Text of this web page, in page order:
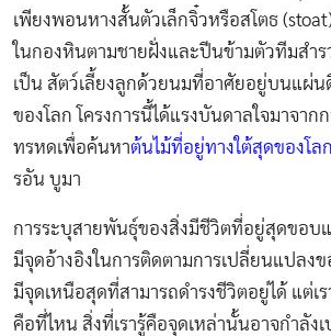
เพียงพอนหางสั้นตัวเล็กจิ๋วหรือสโตธ
ในกองหินตามชายฝั่งและปีนข้ามตัวทีมสำร
เป็น สัตว์เลี้ยงลูกด้วยนมที่อาศัยอยู่บนแผ่น
ของโลก โครงการนี้ได้แรงบันดาลใจมาจาก
ทรหดเพื่อค้นหาต้นไม้ที่อยู่ทางใต้สุดของโลก
รอัน บูมา
การระบุสายพันธุ์ของสิ่งมีชีวิตที่อยู่สุดขอบ
มีจุดอ้างอิงในการติดตามการเปลี่ยนแปลง
มีจุดเหนือสุดที่สามารถดำรงชีวิตอยู่ได้ แต่เ
คือที่ไหน สิ่งที่เรารู้คือจุดเหล่านั้นอาจกำลัง